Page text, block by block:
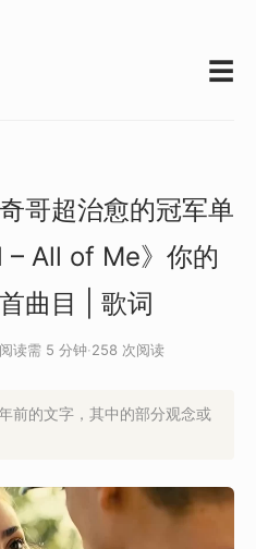
☰
哥超治愈的冠军单
All of Me》你的
曲目 | 歌词
阅读需 5 分钟·258 次阅读
前的文字，其中的部分观念或